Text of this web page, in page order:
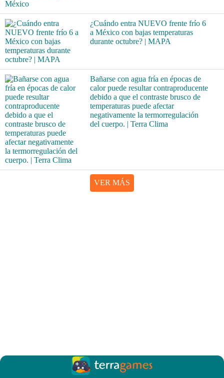
¿Cuándo entra NUEVO frente frío 6
a México con bajas temperaturas
durante octubre? | MAPA
Bañarse con agua fría en épocas de
calor puede resultar contraproducente
debido a que el contraste brusco de
temperaturas puede afectar
negativamente la termorregulación
del cuerpo. | Terra Clima
VER MÁS